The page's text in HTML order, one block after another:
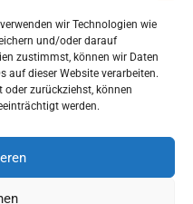
wir Technologien wie
und/oder darauf
zustimmst, können wir Daten
auf dieser Website verarbeiten.
zurückziehst, können
werden.
Lübeck e.V. von